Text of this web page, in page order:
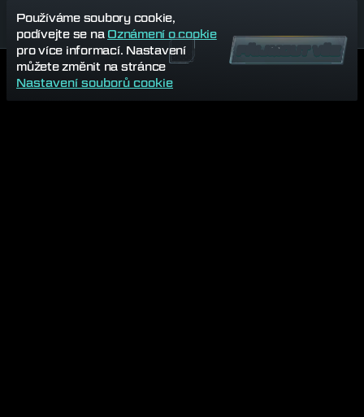
Používáme soubory cookie,
podívejte se na Oznámení o cookie
pro více informací. Nastavení
můžete změnit na stránce
Nastavení souborů cookie
PŘIJMOUT VŠE